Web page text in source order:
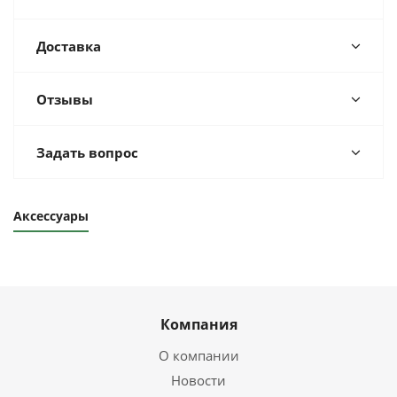
Доставка
Отзывы
Задать вопрос
Аксессуары
Компания
О компании
Новости